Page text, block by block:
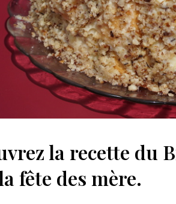
la recette du
fête des mère.